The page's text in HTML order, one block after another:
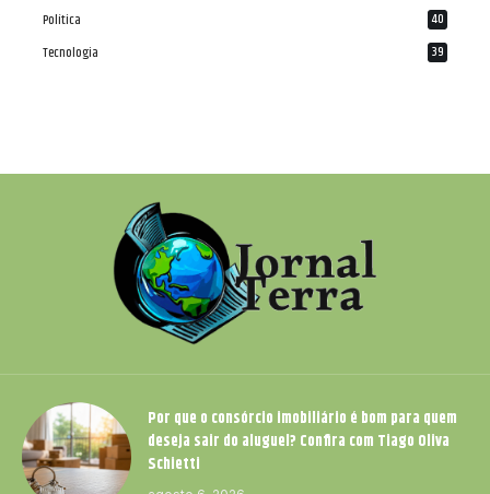
Política 40
Tecnologia 39
Por que o consórcio imobiliário é bom para quem
deseja sair do aluguel? Confira com Tiago Oliva
Schietti